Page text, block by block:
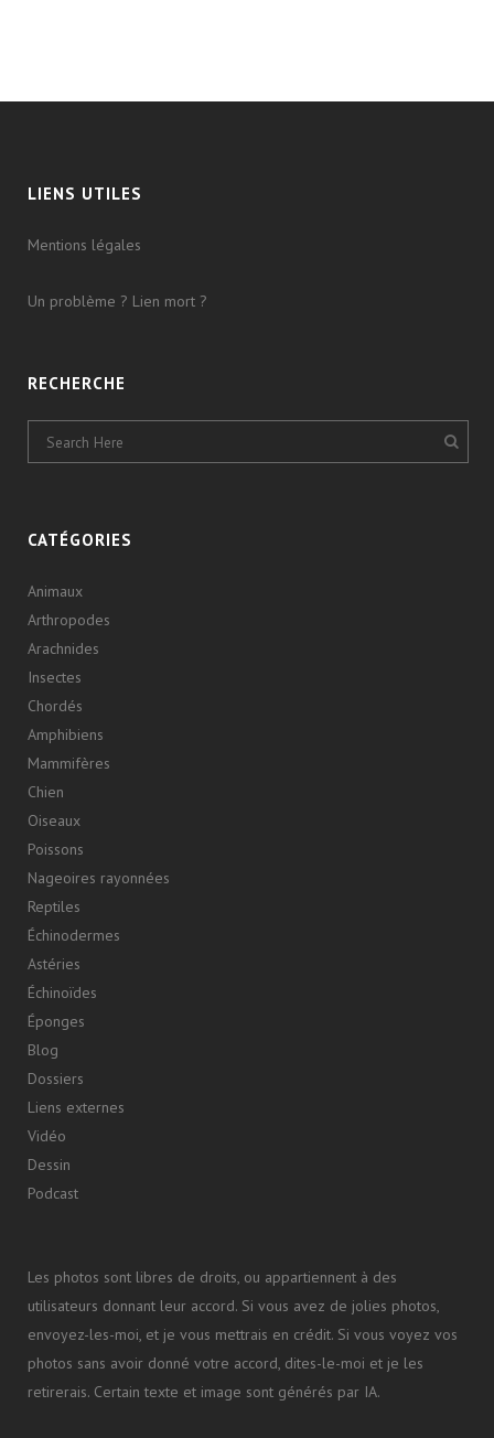
LIENS UTILES
Mentions légales
Un problème ? Lien mort ?
RECHERCHE
CATÉGORIES
Animaux
Arthropodes
Arachnides
Insectes
Chordés
Amphibiens
Mammifères
Chien
Oiseaux
Poissons
Nageoires rayonnées
Reptiles
Échinodermes
Astéries
Échinoïdes
Éponges
Blog
Dossiers
Liens externes
Vidéo
Dessin
Podcast
Les photos sont libres de droits, ou appartiennent à des
utilisateurs donnant leur accord. Si vous avez de jolies photos,
envoyez-les-moi, et je vous mettrais en crédit. Si vous voyez vos
photos sans avoir donné votre accord, dites-le-moi et je les
retirerais. Certain texte et image sont générés par IA.